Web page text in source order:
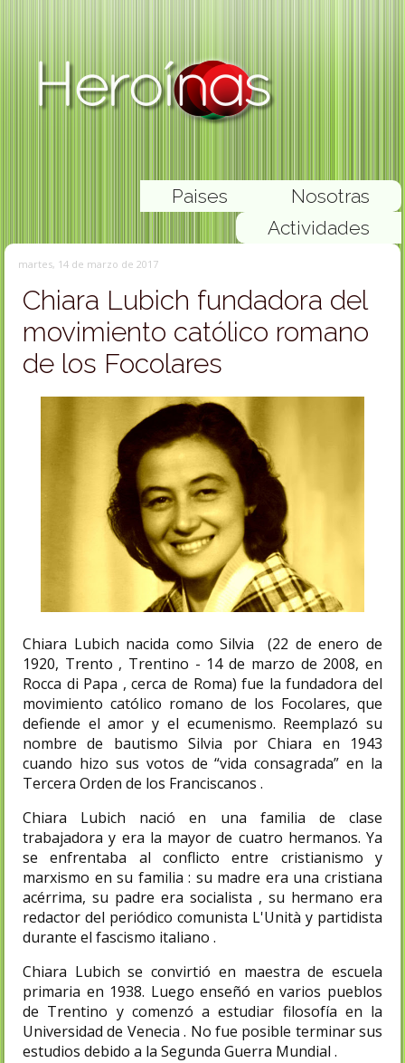
Nosotras
Paises
Actividades
martes, 14 de marzo de 2017
Chiara Lubich fundadora del
movimiento católico romano
de los Focolares
Chiara Lubich nacida como Silvia (22 de enero de
1920, Trento , Trentino - 14 de marzo de 2008, en
Rocca di Papa , cerca de Roma) fue la fundadora del
movimiento católico romano de los Focolares, que
defiende el amor y el ecumenismo. Reemplazó su
nombre de bautismo Silvia por Chiara en 1943
cuando hizo sus votos de “vida consagrada” en la
Tercera Orden de los Franciscanos .
Chiara Lubich nació en una familia de clase
trabajadora y era la mayor de cuatro hermanos. Ya
se enfrentaba al conflicto entre cristianismo y
marxismo en su familia : su madre era una cristiana
acérrima, su padre era socialista , su hermano era
redactor del periódico comunista L'Unità y partidista
durante el fascismo italiano .
Chiara Lubich se convirtió en maestra de escuela
primaria en 1938. Luego enseñó en varios pueblos
de Trentino y comenzó a estudiar filosofía en la
Universidad de Venecia . No fue posible terminar sus
estudios debido a la Segunda Guerra Mundial .